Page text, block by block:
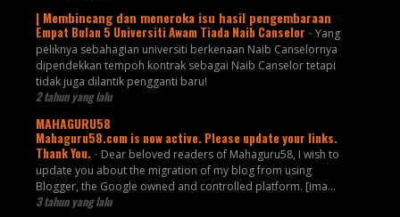
| Membincang dan meneroka isu hasil pengembaraan
Empat Bulan 5 Universiti Awam Tiada Naib Canselor - Yang
peliknya sebahagian universiti berkenaan Naib Canselornya
dipendekkan tempoh kontrak sebagai Naib Canselor tetapi
tidak juga dilantik pengganti baru!
2 tahun yang lalu
MAHAGURU58
Mahaguru58.com is now active. Please update your links.
Thank You. - Dear beloved readers of Mahaguru58, I wish to
update you about the migration of my blog from using
Blogger, the Google owned and controlled platform. [ima...
3 tahun yang lalu